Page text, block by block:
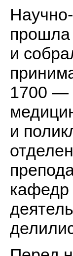
и
1700 —
и
кафедр